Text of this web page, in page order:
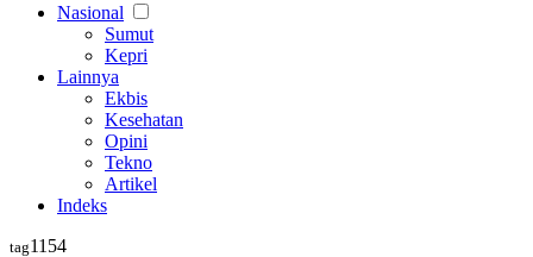
Nasional
Sumut
Kepri
Lainnya
Ekbis
Kesehatan
Opini
Tekno
Artikel
Indeks
tag1154